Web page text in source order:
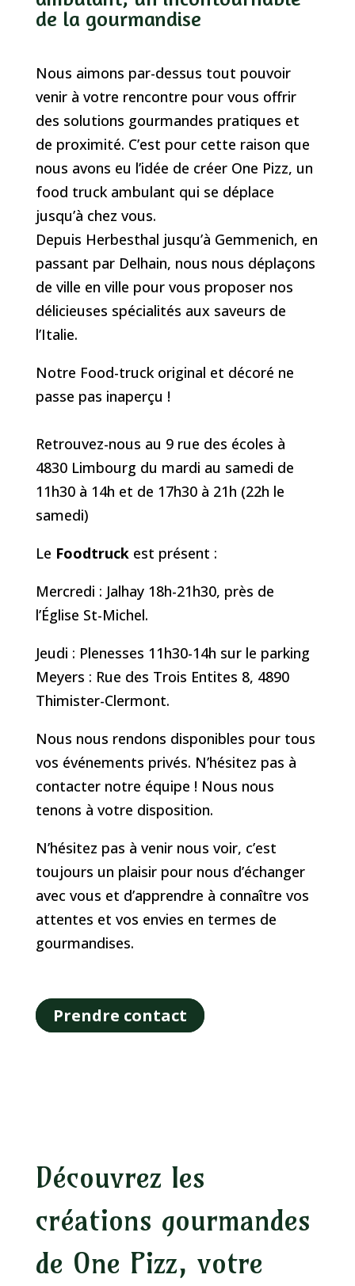
de la gourmandise
Nous aimons par-dessus tout pouvoir
venir à votre rencontre pour vous offrir
des solutions gourmandes pratiques et
de proximité. C’est pour cette raison que
nous avons eu l’idée de créer One Pizz, un
food truck ambulant qui se déplace
jusqu’à chez vous.
Depuis Herbesthal jusqu’à Gemmenich, en
passant par Delhain, nous nous déplaçons
de ville en ville pour vous proposer nos
délicieuses spécialités aux saveurs de
l’Italie.
Notre Food-truck original et décoré ne
passe pas inaperçu !
Retrouvez-nous au 9 rue des écoles à
4830 Limbourg du mardi au samedi de
11h30 à 14h et de 17h30 à 21h (22h le
samedi)
Le Foodtruckest présent :
Mercredi : Jalhay 18h-21h30, près de
l’Église St-Michel.
Jeudi : Plenesses 11h30-14h sur le parking
Meyers : Rue des Trois Entites 8, 4890
Thimister-Clermont.
Nous nous rendons disponibles pour tous
vos événements privés. N’hésitez pas à
contacter notre équipe ! Nous nous
tenons à votre disposition.
N’hésitez pas à venir nous voir, c’est
toujours un plaisir pour nous d’échanger
avec vous et d’apprendre à connaître vos
attentes et vos envies en termes de
gourmandises.
Prendre contact
Découvrez les
créations gourmandes
de One Pizz, votre